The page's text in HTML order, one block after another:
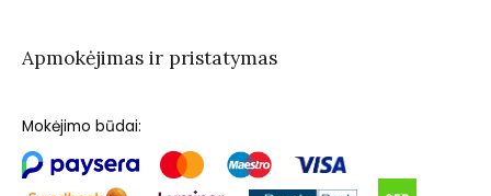
Apmokėjimas ir pristatymas
Mokėjimo būdai: